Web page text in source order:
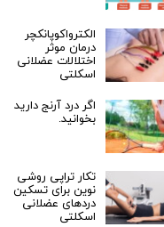
الکترواکوپانکچر
درمان موثر
اختلالات عضلانی
اسکلتی
اگر درد آرنج دارید
بخوانید.
تکار تراپی روشی
نوین برای تسکین
دردهای عضلانی
اسکلتی